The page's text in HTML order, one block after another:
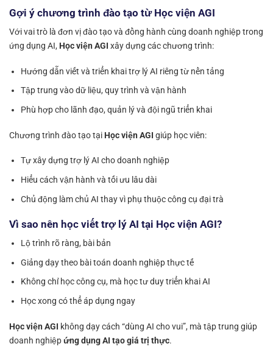
Gợi ý chương trình đào tạo từ Học viện AGI
Với vai trò là đơn vị đào tạo và đồng hành cùng doanh nghiệp trong
ứng dụng AI, Học viện AGI xây dựng các chương trình:
Hướng dẫn viết và triển khai trợ lý AI riêng từ nền tảng
Tập trung vào dữ liệu, quy trình và vận hành
Phù hợp cho lãnh đạo, quản lý và đội ngũ triển khai
Chương trình đào tạo tại Học viện AGI giúp học viên:
Tự xây dựng trợ lý AI cho doanh nghiệp
Hiểu cách vận hành và tối ưu lâu dài
Chủ động làm chủ AI thay vì phụ thuộc công cụ đại trà
Vì sao nên học viết trợ lý AI tại Học viện AGI?
Lộ trình rõ ràng, bài bản
Giảng dạy theo bài toán doanh nghiệp thực tế
Không chỉ học công cụ, mà học tư duy triển khai AI
Học xong có thể áp dụng ngay
Học viện AGI không dạy cách “dùng AI cho vui”, mà tập trung giúp
doanh nghiệpứng dụng AI tạo giá trị thực.